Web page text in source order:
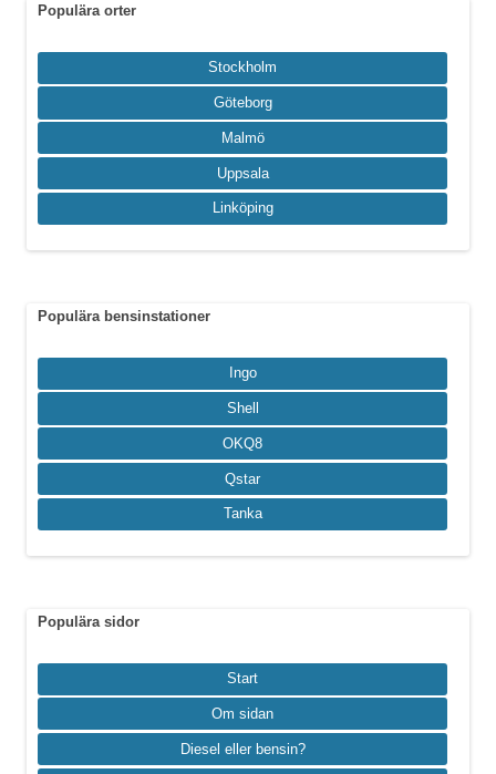
Populära orter
Stockholm
Göteborg
Malmö
Uppsala
Linköping
Populära bensinstationer
Ingo
Shell
OKQ8
Qstar
Tanka
Populära sidor
Start
Om sidan
Diesel eller bensin?